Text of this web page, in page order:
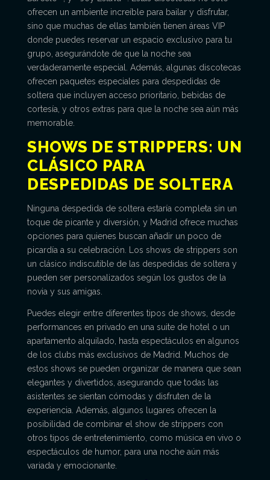
ofrecen un ambiente increíble para bailar y disfrutar,
sino que muchas de ellas también tienen áreas VIP
donde puedes reservar un espacio exclusivo para tu
grupo, asegurándote de que la noche sea
verdaderamente especial. Además, algunas discotecas
ofrecen paquetes especiales para despedidas de
soltera que incluyen acceso prioritario, bebidas de
cortesía, y otros extras para que la noche sea aún más
memorable.
SHOWS DE STRIPPERS: UN
CLÁSICO PARA
DESPEDIDAS DE SOLTERA
Ninguna despedida de soltera estaría completa sin un
toque de picante y diversión, y Madrid ofrece muchas
opciones para quienes buscan añadir un poco de
picardía a su celebración. Los shows de strippers son
un clásico indiscutible de las despedidas de soltera y
pueden ser personalizados según los gustos de la
novia y sus amigas.
Puedes elegir entre diferentes tipos de shows, desde
performances en privado en una suite de hotel o un
apartamento alquilado, hasta espectáculos en algunos
de los clubs más exclusivos de Madrid. Muchos de
estos shows se pueden organizar de manera que sean
elegantes y divertidos, asegurando que todas las
asistentes se sientan cómodas y disfruten de la
experiencia. Además, algunos lugares ofrecen la
posibilidad de combinar el show de strippers con
otros tipos de entretenimiento, como música en vivo o
espectáculos de humor, para una noche aún más
variada y emocionante.